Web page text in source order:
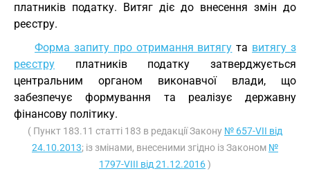
платників податку. Витяг діє до внесення змін до
реєстру.
Форма запиту про отримання витягу та витягу з
реєстру платників податку затверджується
центральним органом виконавчої влади, що
забезпечує формування та реалізує державну
фінансову політику.
( Пункт 183.11 статті 183 в редакції Закону № 657-VII від
24.10.2013; із змінами, внесеними згідно із Законом №
1797-VIII від 21.12.2016)